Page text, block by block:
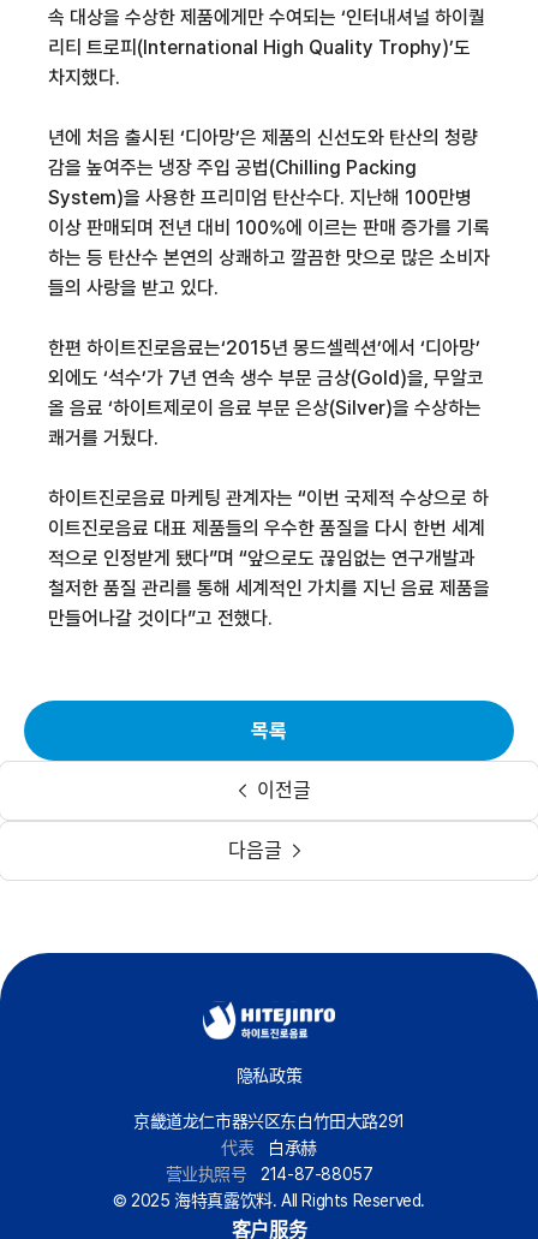
속 대상을 수상한 제품에게만 수여되는 ‘인터내셔널 하이퀄
리티 트로피 (International High Quality Trophy)’도
차지했다.
년에 처음 출시된 ‘디아망’은 제품의 신선도와 탄산의 청량
감을 높여주는 냉장 주입 공법(Chilling Packing
System)을 사용한 프리미엄 탄산수다. 지난해 100만병
이상 판매되며 전년 대비 100%에 이르는 판매 증가를 기록
하는 등 탄산수 본연의 상쾌하고 깔끔한 맛으로 많은 소비자
들의 사랑을 받고 있다.
한편 하이트진로음료는‘2015년 몽드셀렉션’에서 ‘디아망’
외에도 ‘석수’가 7년 연속 생수 부문 금상(Gold)을, 무알코
올 음료 ‘하이트제로이 음료 부문 은상(Silver)을 수상하는
쾌거를 거뒀다.
하이트진로음료 마케팅 관계자는 “이번 국제적 수상으로 하
이트진로음료 대표 제품들의 우수한 품질을 다시 한번 세계
적으로 인정받게 됐다”며 “앞으로도 끊임없는 연구개발과
철저한 품질 관리를 통해 세계적인 가치를 지닌 음료 제품을
만들어나갈 것이다”고 전했다.
이전글
목록
다음글
隐私政策
京畿道龙仁市器兴区东白竹田大路291
代表
白承赫
营业执照号
214-87-88057
© 2025 海特真露饮料. All Rights Reserved.
客户服务